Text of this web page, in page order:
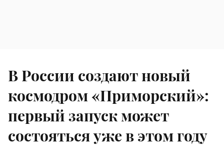
В России создают новый
космодром «Приморский»:
первый запуск может
состояться уже в этом году